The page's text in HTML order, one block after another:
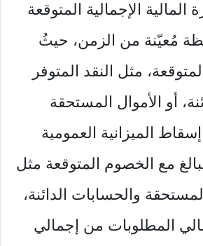
الإجمالية المتوقعة
مُعيّنة من الزمن، حيثُ
مثل النقد المتوفر
أو الأموال المستحقة
الميزانية العمومية
مع الخصوم المتوقعة مثل
والحسابات الدائنة،
المطلوبات من إجمالي